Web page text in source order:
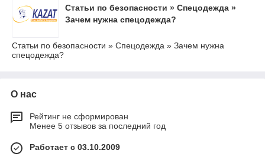
Статьи по безопасности » Спецодежда »
Зачем нужна спецодежда?
Статьи по безопасности » Спецодежда » Зачем нужна
спецодежда?
О нас
Рейтинг не сформирован
Менее 5 отзывов за последний год
Работает с 03.10.2009